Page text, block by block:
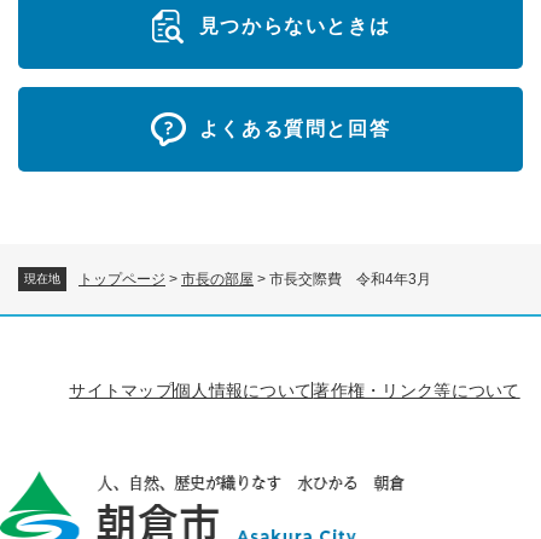
現在地 トップページ > 市長の部屋 > 市長交際費 令和4年3月
見つからないときは
よくある質問と回答
サイトマップ個人情報について著作権・リンク等について